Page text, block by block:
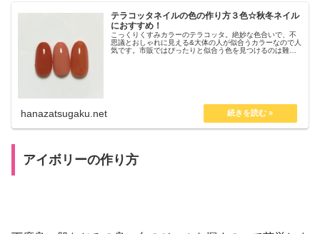
テラコッタネイルの色の作り方３色☆秋冬ネイル
におすすめ！
こっくりくすみカラーのテラコッタ。絶妙な色合いで、不
思議とおしゃれに見える&大体の人が似合うカラーなので人
気です。市販ではぴったりと似合う色を見つけるのは難し
hanazatsugaku.net
アイボリーの作り方